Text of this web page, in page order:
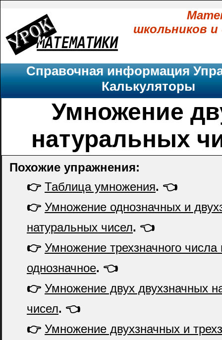
школьников
Справочная информация
Калькуляторы
Умножение
натуральных
Похожие упражнения:
👉 Таблица умножения. 👈
👉 Умножение однозначных и
натуральных чисел. 👈
👉 Умножение трехзначного числа
однозначное. 👈
👉 Умножение двух двухзначных
чисел. 👈
👉 Умножение двухзначных и